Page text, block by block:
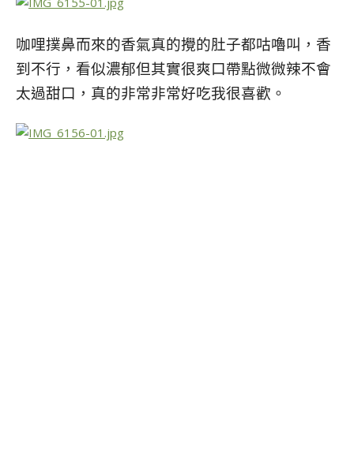
咖哩撲鼻而來的香氣真的攪的肚子都咕嚕叫，香
到不行，看似濃郁但其實很爽口帶點微微辣不會
太過甜口，真的非常非常好吃我很喜歡。